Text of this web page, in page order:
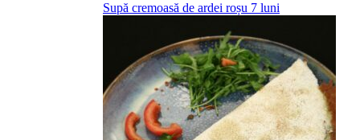
Supă cremoasă de ardei roșu 7 luni